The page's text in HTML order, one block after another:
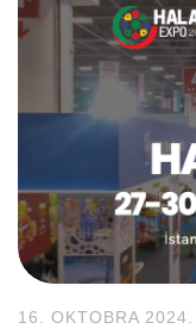
16. OKTOBRA 2024.